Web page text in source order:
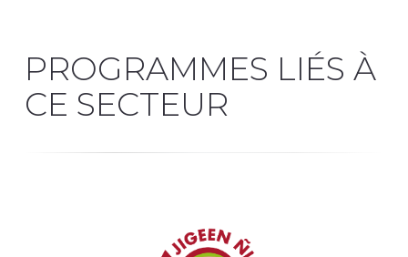
PROGRAMMES LIÉS À
CE SECTEUR